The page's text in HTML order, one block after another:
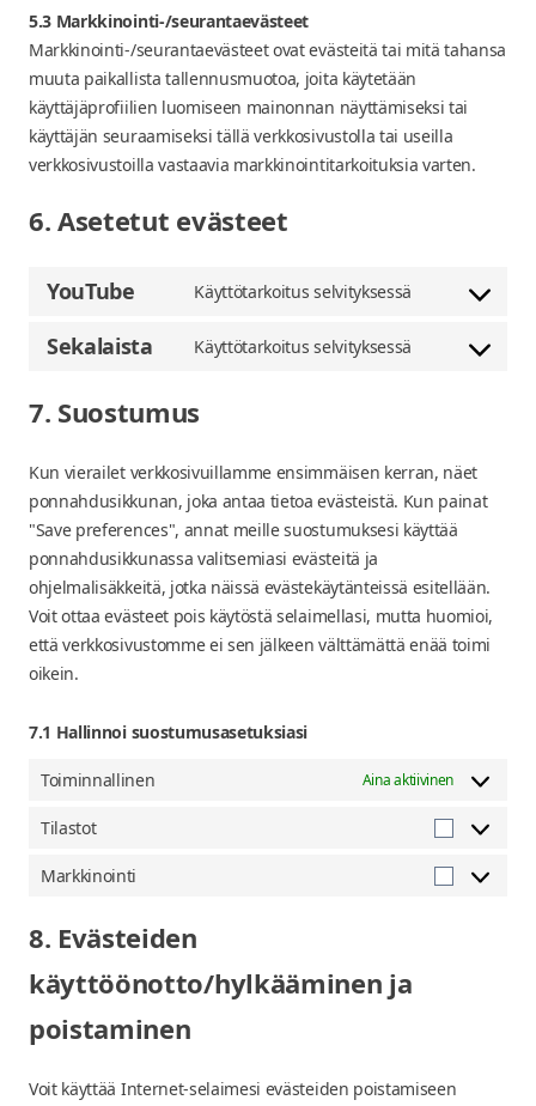
5.3 Markkinointi-/seurantaevästeet
Markkinointi-/seurantaevästeet ovat evästeitä tai mitä tahansa
muuta paikallista tallennusmuotoa, joita käytetään
käyttäjäprofiilien luomiseen mainonnan näyttämiseksi tai
käyttäjän seuraamiseksi tällä verkkosivustolla tai useilla
verkkosivustoilla vastaavia markkinointitarkoituksia varten.
6. Asetetut evästeet
YouTube Käyttötarkoitus selvityksessä
Suostumus
youtube
Sekalaista Käyttötarkoitus selvityksessä
Suostumus
7. Suostumus
Kun vierailet verkkosivuillamme ensimmäisen kerran, näet
ponnahdusikkunan, joka antaa tietoa evästeistä. Kun painat
"Save preferences", annat meille suostumuksesi käyttää
ponnahdusikkunassa valitsemiasi evästeitä ja
ohjelmalisäkkeitä, jotka näissä evästekäytänteissä esitellään.
Voit ottaa evästeet pois käytöstä selaimellasi, mutta huomioi,
että verkkosivustomme ei sen jälkeen välttämättä enää toimi
oikein.
7.1 Hallinnoi suostumusasetuksiasi
Toiminnallinen Aina aktiivinen
Tilastot
Tilastot
Markkinointi
8. Evästeiden
käyttöönotto/hylkääminen ja
poistaminen
Voit käyttää Internet-selaimesi evästeiden poistamiseen